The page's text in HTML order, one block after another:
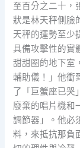
至百分之二十，
狀是林天秤側臉
天秤的運勢至少
具備攻擊性的實
甜甜圈的地下室
輔助儀！」他衝
了「巨蟹座已哭
廢棄的唱片機和
調節器」。他必
料，來抵抗那負